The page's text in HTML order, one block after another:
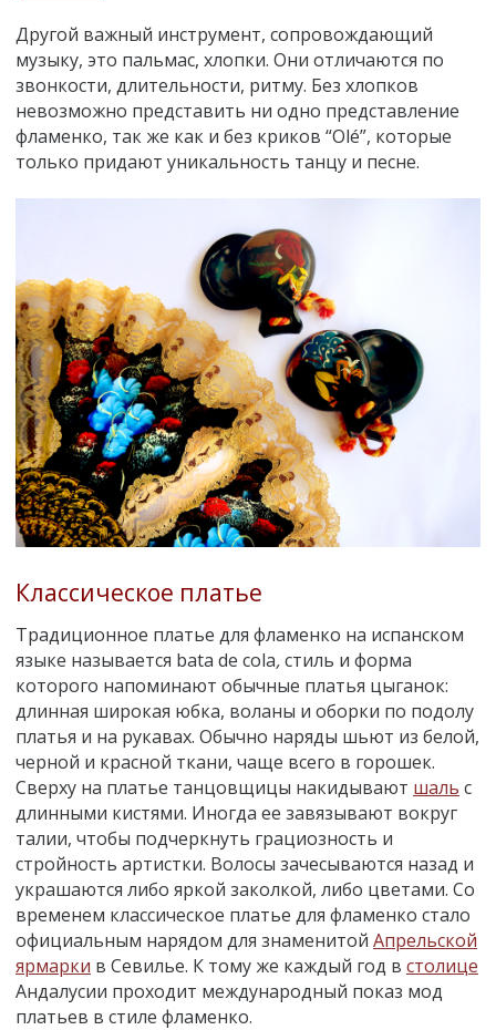
Другой важный инструмент, сопровождающий
музыку, это пальмас, хлопки. Они отличаются по
звонкости, длительности, ритму. Без хлопков
невозможно представить ни одно представление
фламенко, так же как и без криков “Olé”, которые
только придают уникальность танцу и песне.
Классическое платье
Традиционное платье для фламенко на испанском
языке называется bata de cola,стиль и форма
которого напоминают обычные платья цыганок:
длинная широкая юбка, воланы и оборки по подолу
платья и на рукавах. Обычно наряды шьют из белой,
черной и красной ткани, чаще всего в горошек.
Сверху на платье танцовщицы накидывают шаль с
длинными кистями. Иногда ее завязывают вокруг
талии, чтобы подчеркнуть грациозность и
стройность артистки. Волосы зачесываются назад и
украшаются либо яркой заколкой, либо цветами. Со
временем классическое платье для фламенко стало
официальным нарядом для знаменитой Апрельской
ярмарки в Севилье. К тому же каждый год в столице
Андалусии проходит международный показ мод
платьев в стиле фламенко.